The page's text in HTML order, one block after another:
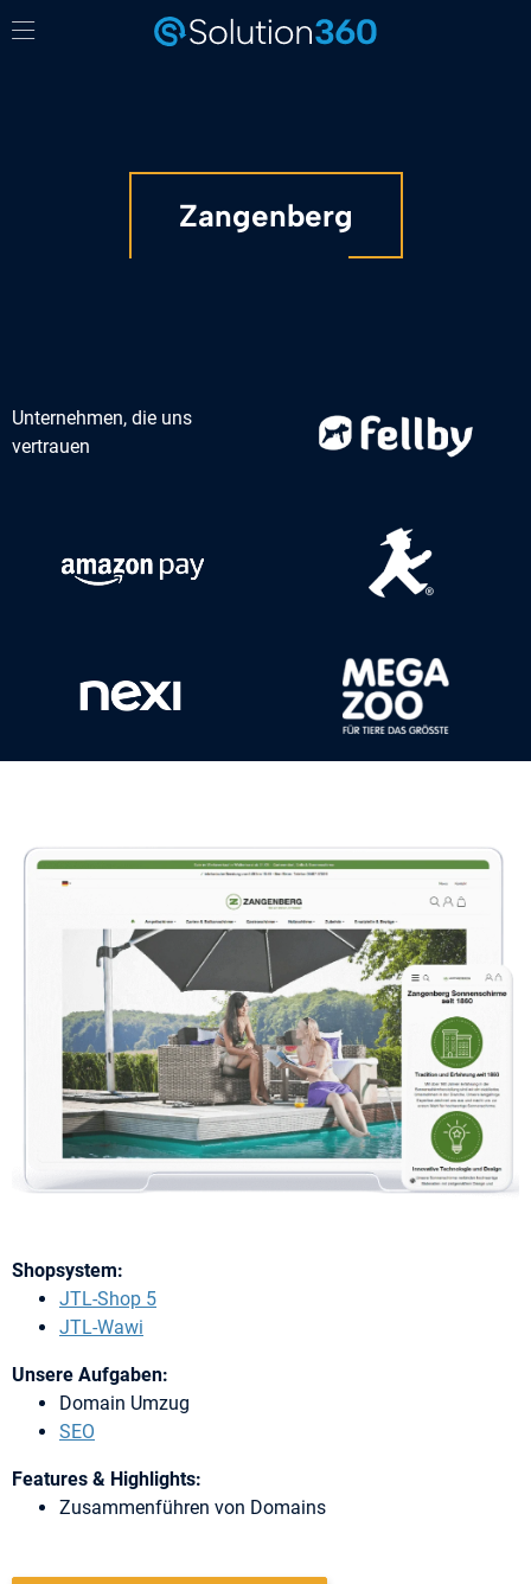
Zangenberg
Unternehmen, die uns
vertrauen
Shopsystem:
JTL-Shop 5
JTL-Wawi
Unsere Aufgaben:
Domain Umzug
SEO
Features & Highlights:
Zusammenführen von Domains